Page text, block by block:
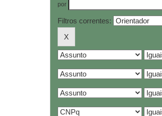
por
Filtros correntes: